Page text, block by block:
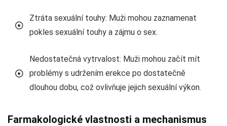
Ztráta sexuální touhy: Muži mohou zaznamenat
pokles sexuální touhy a zájmu o sex.
Nedostatečná vytrvalost: Muži mohou začít mít
problémy s udržením erekce po dostatečně
dlouhou dobu, což ovlivňuje jejich sexuální výkon.
Farmakologické vlastnosti a mechanismus